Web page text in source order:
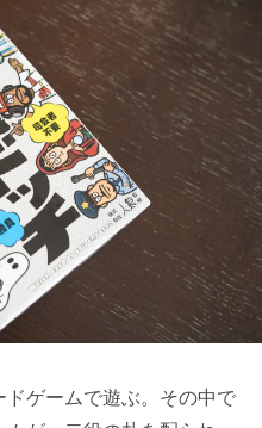
ゲームで遊ぶ。その中で